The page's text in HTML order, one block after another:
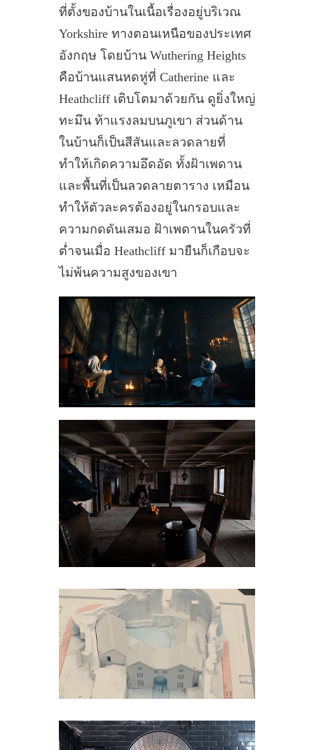
ที่ตั้งของบ้านในเนื้อเรื่องอยู่บริเวณ
Yorkshire ทางตอนเหนือของประเทศ
อังกฤษ โดยบ้าน Wuthering Heights
คือบ้านแสนหดหู่ที่ Catherine และ
Heathcliff เติบโตมาด้วยกัน ดูยิ่งใหญ่
ทะมึน ท้าแรงลมบนภูเขา ส่วนด้าน
ในบ้านก็เป็นสีสันและลวดลายที่
ทำให้เกิดความอึดอัด ทั้งฝ้าเพดาน
และพื้นที่เป็นลวดลายตาราง เหมือน
ทำให้ตัวละครต้องอยู่ในกรอบและ
ความกดดันเสมอ ฝ้าเพดานในครัวที่
ต่ำจนเมื่อ Heathcliff มายืนก็เกือบจะ
ไม่พ้นความสูงของเขา